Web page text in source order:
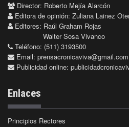
Director: Roberto Mejía Alarcón
Editora de opinión: Zuliana Lainez
Editores: Raúl Graham Rojas
Walter Sosa Vivanco
Teléfono: (511) 3193500
Email: prensacronicaviva@gmail.com
Publicidad online:
Enlaces
Principios Rectores